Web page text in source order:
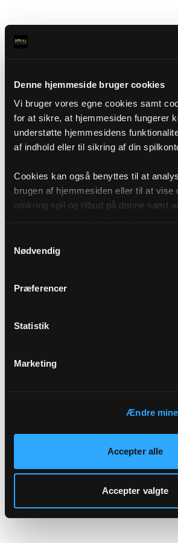
Denne hjemmeside bruger cookies
Vi bruger vores egne cookies samt
for at sikre, at hjemmesiden fungerer
understøtte hjemmesidens
af indhold eller til sikring af din
Cookies kan også benyttes til at
brugen af hjemmesiden eller til at vise
omkring spil og tilbud på denne samt
af cookies under "Detaljer" eller ved
vores Cookiepolitik, som du finder i
Nødvendig
Præferencer
Statistik
Marketing
Ændre
Accepter alle
Accepter valgte